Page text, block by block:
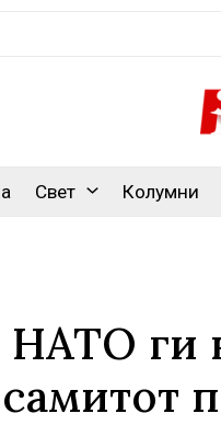
Свет Колумни
НАТО ги